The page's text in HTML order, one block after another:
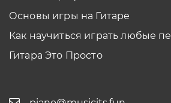
Основы игры на Гитаре
Как научиться играть любые
Гитара Это Просто